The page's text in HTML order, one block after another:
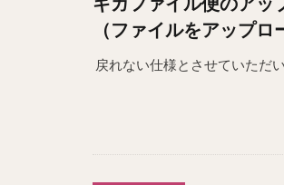
（ファイルをアップロ
戻れない仕様とさせていただ